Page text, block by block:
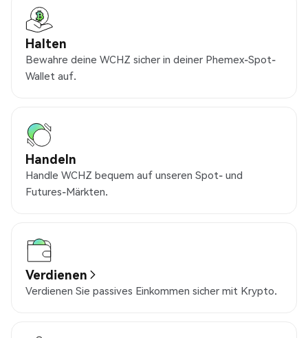
Halten
Bewahre deine WCHZ sicher in deiner Phemex-Spot-
Wallet auf.
Handeln
Handle WCHZ bequem auf unseren Spot- und
Futures-Märkten.
Verdienen
Verdienen Sie passives Einkommen sicher mit Krypto.